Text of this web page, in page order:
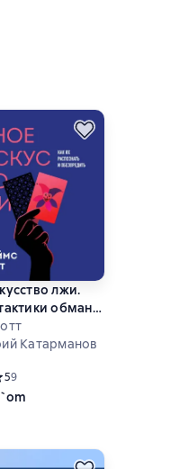
лжи.
обмана.
и
Катарманов
рейтинг 5 на основе 9
59